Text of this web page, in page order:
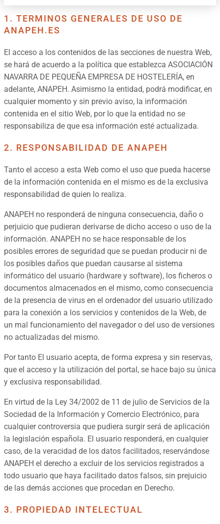
1. TERMINOS GENERALES DE USO DE
ANAPEH.ES
El acceso a los contenidos de las secciones de nuestra Web,
se hará de acuerdo a la política que establezca ASOCIACIÓN
NAVARRA DE PEQUEÑA EMPRESA DE HOSTELERÍA, en
adelante, ANAPEH. Asimismo la entidad, podrá modificar, en
cualquier momento y sin previo aviso, la información
contenida en el sitio Web, por lo que la entidad no se
responsabiliza de que esa información esté actualizada.
2. RESPONSABILIDAD DE ANAPEH
Tanto el acceso a esta Web como el uso que pueda hacerse
de la información contenida en el mismo es de la exclusiva
responsabilidad de quien lo realiza.
ANAPEH no responderá de ninguna consecuencia, daño o
perjuicio que pudieran derivarse de dicho acceso o uso de la
información. ANAPEH no se hace responsable de los
posibles errores de seguridad que se puedan producir ni de
los posibles daños que puedan causarse al sistema
informático del usuario (hardware y software), los ficheros o
documentos almacenados en el mismo, como consecuencia
de la presencia de virus en el ordenador del usuario utilizado
para la conexión a los servicios y contenidos de la Web, de
un mal funcionamiento del navegador o del uso de versiones
no actualizadas del mismo.
Por tanto El usuario acepta, de forma expresa y sin reservas,
que el acceso y la utilización del portal, se hace bajo su única
y exclusiva responsabilidad.
En virtud de la Ley 34/2002 de 11 de julio de Servicios de la
Sociedad de la Información y Comercio Electrónico, para
cualquier controversia que pudiera surgir será de aplicación
la legislación española. El usuario responderá, en cualquier
caso, de la veracidad de los datos facilitados, reservándose
ANAPEH el derecho a excluir de los servicios registrados a
todo usuario que haya facilitado datos falsos, sin prejuicio
de las demás acciones que procedan en Derecho.
3. PROPIEDAD INTELECTUAL